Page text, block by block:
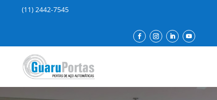
(11) 2442-7545